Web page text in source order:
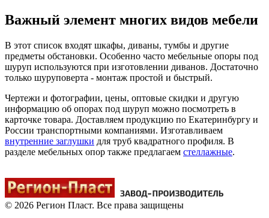
Важный элемент многих видов мебели
В этот список входят шкафы, диваны, тумбы и другие
предметы обстановки. Особенно часто мебельные опоры под
шуруп используются при изготовлении диванов. Достаточно
только шуруповерта - монтаж простой и быстрый.
Чертежи и фотографии, цены, оптовые скидки и другую
информацию об опорах под шуруп можно посмотреть в
карточке товара. Доставляем продукцию по Екатеринбургу и
России транспортными компаниями. Изготавливаем
внутренние заглушки для труб квадратного профиля. В
разделе мебельных опор также предлагаем стеллажные.
© 2026 Регион Пласт. Все права защищены